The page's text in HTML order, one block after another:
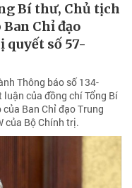
Bí thư, Chủ tịch
Chỉ đạo
số 57-
Thông báo số 134-
của đồng chí Tổng Bí
Ban Chỉ đạo Trung
của Bộ Chính trị.